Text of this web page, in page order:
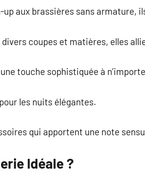
up aux brassières sans
coupes et matières, elles
touche sophistiquée à
les nuits élégantes.
qui apportent une note
Idéale ?